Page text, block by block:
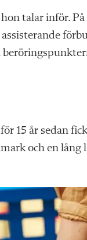
talar inför.
15 år sedan
och en